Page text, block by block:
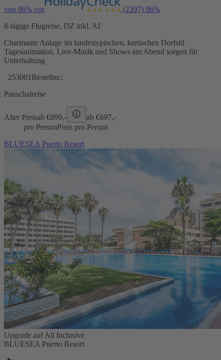
von 96% vor (2397) 96%
8-tägige Flugreise, DZ inkl. AI
Charmante Anlage im landestypischen, kretischen Dorfstil
Tagesanimation, Live-Musik und Shows am Abend sorgen für
Unterhaltung
253001 Bestellnr.:
Pauschalreise
Alter Preisab €899,- ab €697,-
pro PersonPreis pro Person
BLUESEA Puerto Resort
Upgrade auf All Inclusive
BLUESEA Puerto Resort